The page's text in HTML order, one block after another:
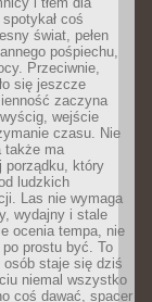
coś
świat, pełen
pośpiechu,
Przeciwnie,
się jeszcze
zaczyna
wejście
czasu. Nie
także ma
porządku, który
ludzkich
Las nie wymaga
wydajny i stale
ocenia tempa, nie
prostu być. To
osób staje się dziś
niemal wszystko
coś dawać, spacer